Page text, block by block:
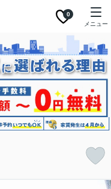
0
メニュー